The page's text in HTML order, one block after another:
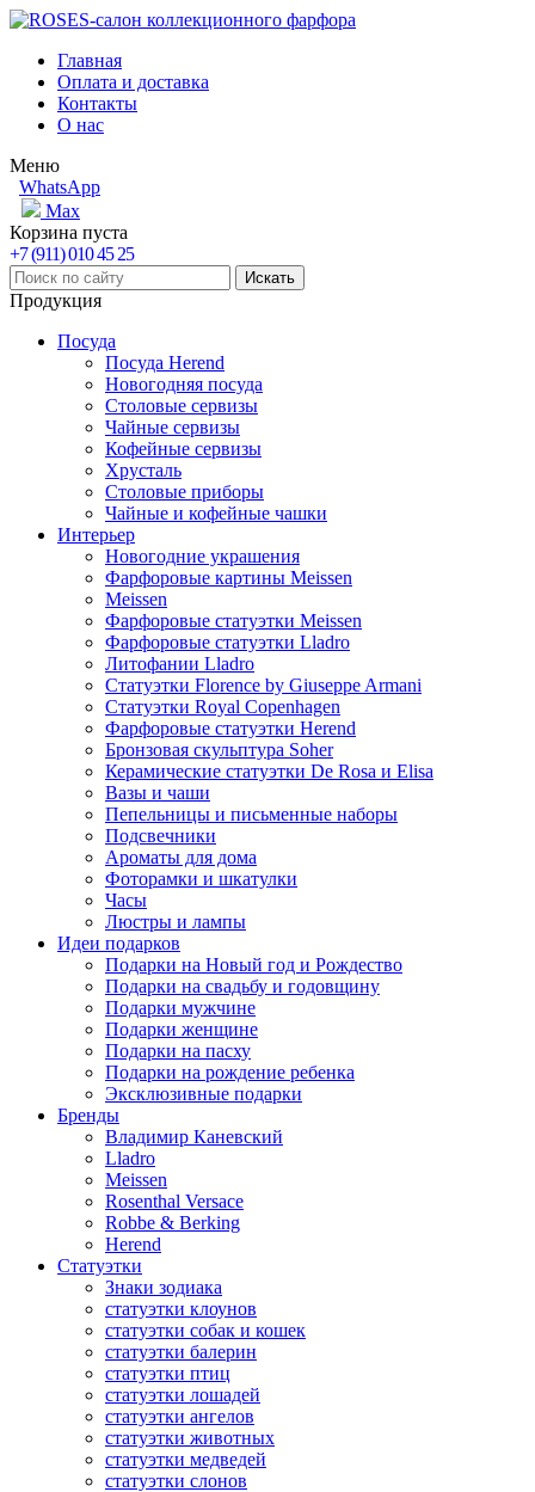
Главная
Оплата и доставка
Контакты
О нас
Меню
WhatsApp
Max
Корзина пуста
+7 (911) 010 45 25
Продукция
Посуда
Посуда Herend
Новогодняя посуда
Столовые сервизы
Чайные сервизы
Кофейные сервизы
Хрусталь
Столовые приборы
Чайные и кофейные чашки
Интерьер
Новогодние украшения
Фарфоровые картины Meissen
Meissen
Фарфоровые статуэтки Meissen
Фарфоровые статуэтки Lladro
Литофании Lladro
Статуэтки Florence by Giuseppe Armani
Статуэтки Royal Copenhagen
Фарфоровые статуэтки Herend
Бронзовая скульптура Soher
Керамические статуэтки De Rosa и Elisa
Вазы и чаши
Пепельницы и письменные наборы
Подсвечники
Ароматы для дома
Фоторамки и шкатулки
Часы
Люстры и лампы
Идеи подарков
Подарки на Новый год и Рождество
Подарки на свадьбу и годовщину
Подарки мужчине
Подарки женщине
Подарки на пасху
Подарки на рождение ребенка
Эксклюзивные подарки
Бренды
Владимир Каневский
Lladro
Meissen
Rosenthal Versace
Robbe & Berking
Herend
Статуэтки
Знаки зодиака
статуэтки клоунов
статуэтки собак и кошек
статуэтки балерин
статуэтки птиц
статуэтки лошадей
статуэтки ангелов
статуэтки животных
статуэтки медведей
статуэтки слонов